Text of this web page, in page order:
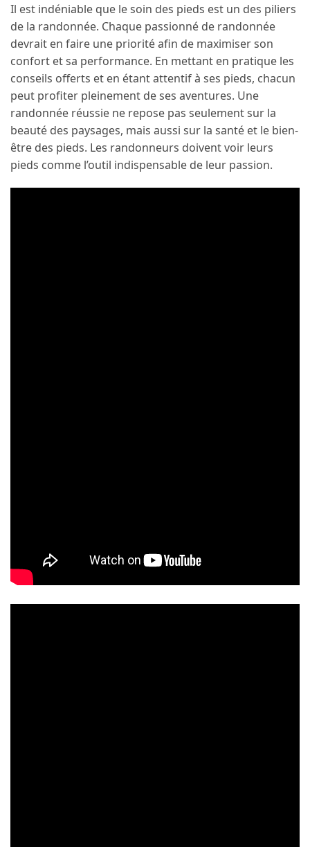
Il est indéniable que le soin des pieds est un des piliers
de la randonnée. Chaque passionné de randonnée
devrait en faire une priorité afin de maximiser son
confort et sa performance. En mettant en pratique les
conseils offerts et en étant attentif à ses pieds, chacun
peut profiter pleinement de ses aventures. Une
randonnée réussie ne repose pas seulement sur la
beauté des paysages, mais aussi sur la santé et le bien-
être des pieds. Les randonneurs doivent voir leurs
pieds comme l’outil indispensable de leur passion.